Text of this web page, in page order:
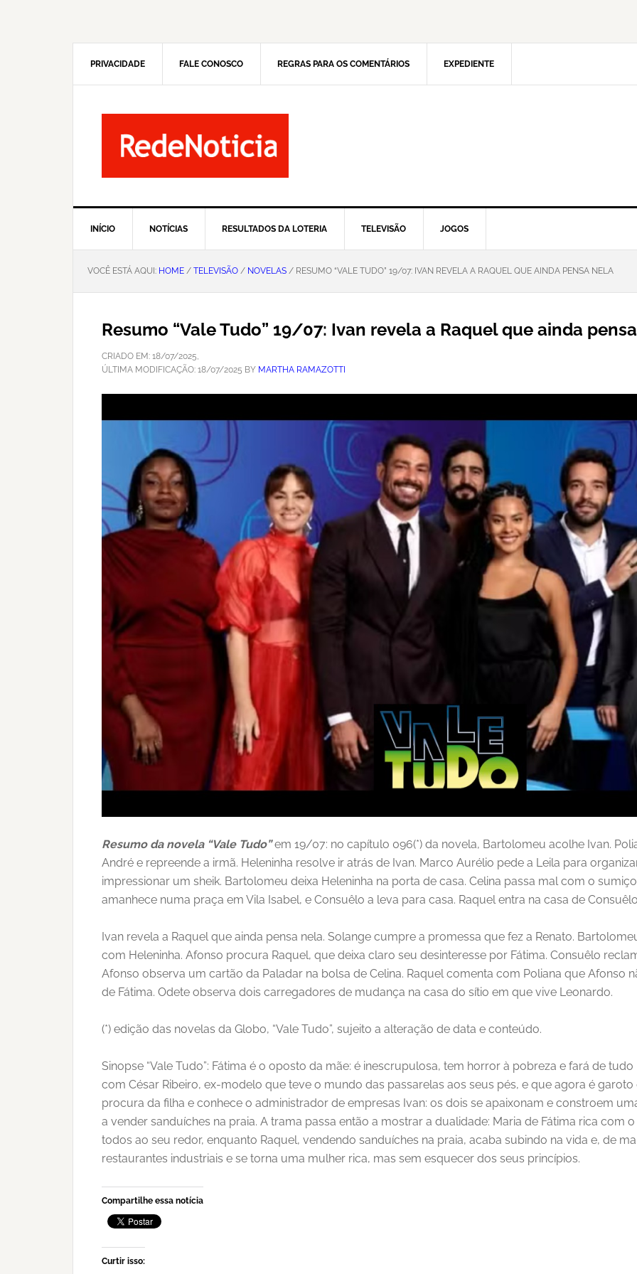
PRIVACIDADE FALE CONOSCO REGRAS PARA OS COMENTÁRIOS EXPEDIENTE
INÍCIO NOTÍCIAS RESULTADOS DA LOTERIA TELEVISÃO JOGOS
VOCÊ ESTÁ AQUI: HOME / TELEVISÃO / NOVELAS / RESUMO “VALE TUDO” 19/07: IVAN REVELA A RAQUEL QUE AINDA PENSA NELA
Resumo “Vale Tudo” 19/07: Ivan revela a Raquel que ainda
CRIADO EM: 18/07/2025,
ÚLTIMA MODIFICAÇÃO: 18/07/2025 BY MARTHA RAMAZOTTI
Resumo da novela “Vale Tudo”em 19/07: no capítulo 096(*) da novela, Bartolomeu acolhe Ivan.
André e repreende a irmã. Heleninha resolve ir atrás de Ivan. Marco Aurélio pede a Leila para
impressionar um sheik. Bartolomeu deixa Heleninha na porta de casa. Celina passa mal com o
amanhece numa praça em Vila Isabel, e Consuêlo a leva para casa. Raquel entra na casa de
Ivan revela a Raquel que ainda pensa nela. Solange cumpre a promessa que fez a Renato.
com Heleninha. Afonso procura Raquel, que deixa claro seu desinteresse por Fátima. Consuêlo
Afonso observa um cartão da Paladar na bolsa de Celina. Raquel comenta com Poliana que Afonso
de Fátima. Odete observa dois carregadores de mudança na casa do sítio em que vive Leonardo.
(*) edição das novelas da Globo, “Vale Tudo”, sujeito a alteração de data e conteúdo.
Sinopse “Vale Tudo”: Fátima é o oposto da mãe: é inescrupulosa, tem horror à pobreza e fará de
com César Ribeiro, ex-modelo que teve o mundo das passarelas aos seus pés, e que agora é
procura da filha e conhece o administrador de empresas Ivan: os dois se apaixonam e constroem
a vender sanduíches na praia. A trama passa então a mostrar a dualidade: Maria de Fátima rica com
todos ao seu redor, enquanto Raquel, vendendo sanduíches na praia, acaba subindo na vida e, de
restaurantes industriais e se torna uma mulher rica, mas sem esquecer dos seus princípios.
Compartilhe essa notícia
Curtir isso: